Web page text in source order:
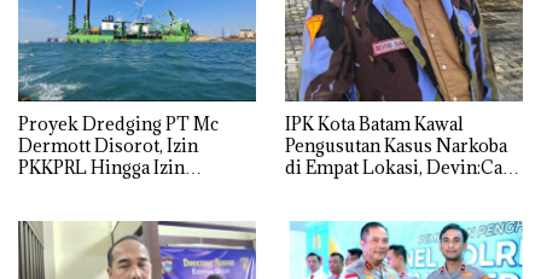
Proyek Dredging PT Mc
Dermott Disorot, Izin
PKKPRL Hingga Izin
IPK Kota Batam Kawal
Pengusutan Kasus Narkoba
di Empat Lokasi, Devin:Cari